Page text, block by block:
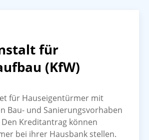
für
(KfW)
für Hauseigentürmer mit
Bau- und Sanierungsvorhaben
Kreditantrag können
bei ihrer Hausbank stellen.